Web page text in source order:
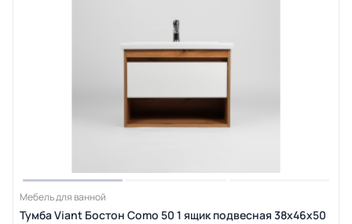
Мебель для ванной
Тумба Viant Бостон Como 50 1 ящик подвесная 38х46х50